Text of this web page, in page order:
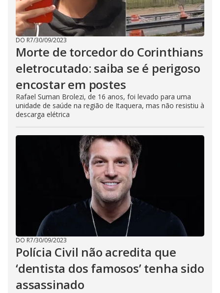
DO R7/30/09/2023
Morte de torcedor do Corinthians
eletrocutado: saiba se é perigoso
encostar em postes
Rafael Suman Brolezi, de 16 anos, foi levado para uma
unidade de saúde na região de Itaquera, mas não resistiu à
descarga elétrica
DO R7/30/09/2023
Polícia Civil não acredita que
‘dentista dos famosos’ tenha sido
assassinado